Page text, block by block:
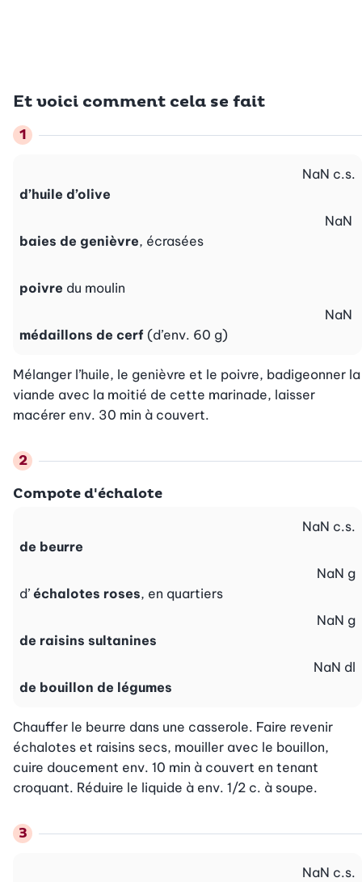
Et voici comment cela se fait
d’huile d’olive
NaN c.s.
baies de genièvre, écrasées
NaN
poivre du moulin
médaillons de cerf (d’env. 60 g)
NaN
Mélanger l’huile, le genièvre et le poivre, badigeonner la
viande avec la moitié de cette marinade, laisser
macérer env. 30 min à couvert.
Compote d'échalote
de beurre
NaN c.s.
d’ échalotes roses, en quartiers
NaN g
de raisins sultanines
NaN g
de bouillon de légumes
NaN dl
Chauffer le beurre dans une casserole. Faire revenir
échalotes et raisins secs, mouiller avec le bouillon,
cuire doucement env. 10 min à couvert en tenant
croquant. Réduire le liquide à env. 1/2 c. à soupe.
NaN c.s.